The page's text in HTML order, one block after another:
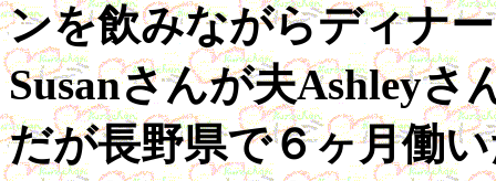
ンを飲みながらディナ
Susanさんが夫Ashleyさ
だが長野県で６ヶ月働